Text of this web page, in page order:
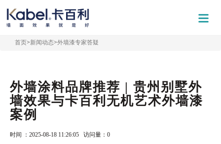
首页>新闻动态>外墙漆专家答疑
外墙涂料品牌推荐 | 贵州别墅外
墙效果与卡百利无机艺术外墙漆
案例
时间 ：2025-08-18 11:26:05 访问量： 0